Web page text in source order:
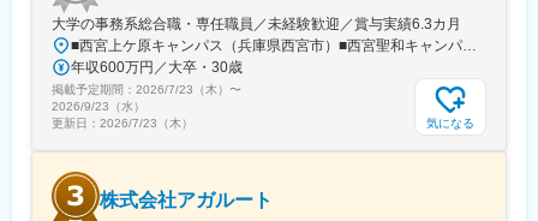
変更の範囲：会社の定める業務
大学の事務系総合職・専任職員／未経験歓迎／賞与実績6.3カ月
■西宮上ケ原キャンパス（兵庫県西宮市）■西宮聖和キャンパス（兵庫県西宮市）■神戸三田キャンパス（兵庫県三田市）■西宮北口キャンパス（兵庫県西宮市）■大阪梅田キャンパス（大阪府大阪市）■東京丸の内キャンパス（東京都千代田区）■宝塚キャンパス（兵庫県宝塚市）■千里国際キャンパス（大阪府箕面市）※上記のいずれかのキャンパスへの配属となります。※受動喫煙対策あり（敷地内禁煙）指定喫煙所はキャンパスマップに掲載しています【未経験から大学事務として働けるチャンス】教育業界以外の民間企業からの転職者が多く活躍しており、これまでの業界経験は不問です。コミュニケーションスキルや誠実な対応ができるかどうかなど、お人柄も重視した採用を行っています。夢や目標に向かってがんばる学生を支えたい、学校運営や経営に携わってみたい……そんな想いがある方と一緒に働きたいと考えています。
年収600万円／大卒・30歳
掲載予定期間： 2026/7/23（木） 〜
2026/9/23（水）
更新日： 2026/7/23（木） 気になる
株式会社アガルート